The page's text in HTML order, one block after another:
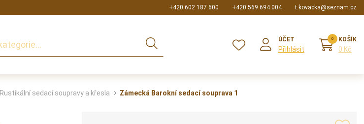
+420 602 187 600 +420 569 694 004 t.kovacka@seznam.cz
ÚČET
Přihlásit
KOŠÍK
0 Kč
Rustikální sedací soupravy a křesla Zámecká Barokní sedací souprava 1